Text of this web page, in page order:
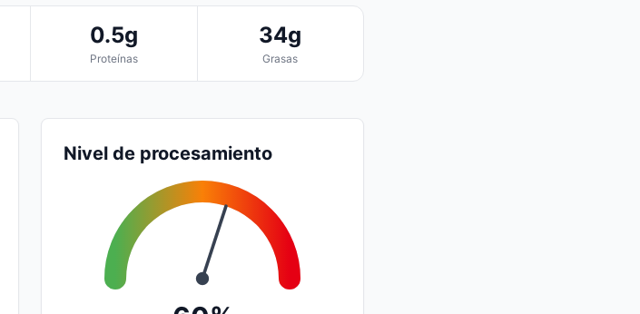
0.5g
Proteínas
34g
Grasas
Nivel de procesamiento